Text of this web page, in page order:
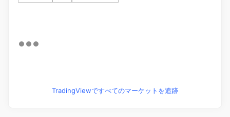
TradingViewですべてのマーケットを追跡